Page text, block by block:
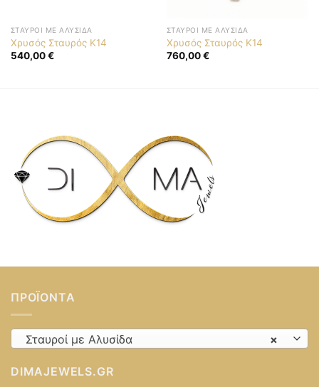
ΣΤΑΥΡΟΊ ΜΕ ΑΛΥΣΊΔΑ
Χρυσός Σταυρός K14
540,00€
ΣΤΑΥΡΟΊ ΜΕ ΑΛΥΣΊΔΑ
Χρυσός Σταυρός K14
760,00€
ΠΡΟΪΌΝΤΑ
×
Σταυροί με Αλυσίδα
DIMAJEWELS.GR